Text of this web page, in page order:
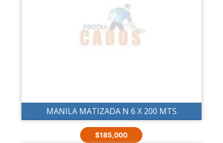
MANILA MATIZADA N 6 X 200 MTS
$185,000